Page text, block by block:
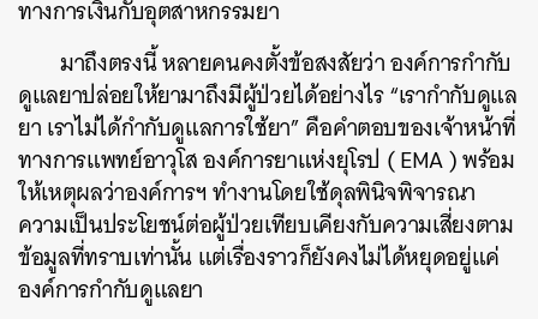
ทางการเงินกับอุตสาหกรรมยา
มาถึงตรงนี้ หลายคนคงตั้งข้อสงสัยว่า องค์การกำกับ
ดูแลยาปล่อยให้ยามาถึงมีผู้ป่วยได้อย่างไร “เรากำกับดูแล
ยา เราไม่ได้กำกับดูแลการใช้ยา” คือคำตอบของเจ้าหน้าที่
ทางการแพทย์อาวุโส องค์การยาแห่งยุโรป ( EMA ) พร้อม
ให้เหตุผลว่าองค์การฯ ทำงานโดยใช้ดุลพินิจพิจารณา
ความเป็นประโยชน์ต่อผู้ป่วยเทียบเคียงกับความเสี่ยงตาม
ข้อมูลที่ทราบเท่านั้น แต่เรื่องราวก็ยังคงไม่ได้หยุดอยู่แค่
องค์การกำกับดูแลยา